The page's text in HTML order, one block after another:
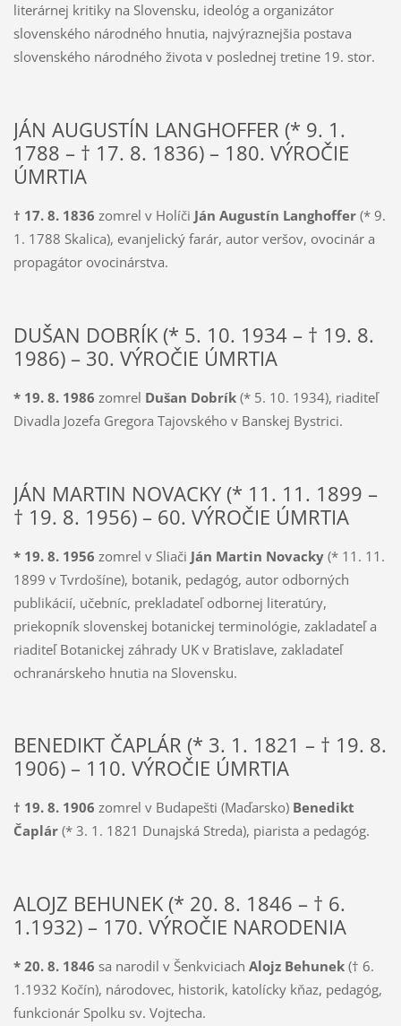
literár­nej kritiky na Slovensku, ideológ a organizátor
slovenského národného hnutia, najvýraznejšia postava
slovenského národného života v poslednej tretine 19. stor.
JÁN AUGUSTÍN LANGHOFFER (* 9. 1.
1788 – † 17. 8. 1836) – 180. VÝROČIE
ÚMRTIA
† 17. 8. 1836 zomrel v Holíči Ján Augustín Langhoffer(* 9.
1. 1788 Skalica), evanjelický farár, autor veršov, ovocinár a
propagátor ovocinárstva.
DUŠAN DOBRÍK (* 5. 10. 1934 – † 19. 8.
1986) – 30. VÝROČIE ÚMRTIA
* 19. 8. 1986 zomrel Dušan Dobrík(* 5. 10. 1934), riaditeľ
Divadla Jozefa Gregora Tajovského v Banskej Bystrici.
JÁN MARTIN NOVACKY (* 11. 11. 1899 –
† 19. 8. 1956) – 60. VÝROČIE ÚMRTIA
* 19. 8. 1956 zomrel v Sliači Ján Martin Novacky (* 11. 11.
1899 v Tvrdošíne), botanik, pedagóg, autor odborných
publikácií, učebníc, prekladateľ odbornej literatúry,
priekopník slovenskej botanickej terminológie, zakladateľ a
riaditeľ Botanic­kej záhrady UK v Bratislave, zaklada­teľ
ochranárskeho hnutia na Slovensku.
BENEDIKT ČAPLÁR (* 3. 1. 1821 – † 19. 8.
1906) – 110. VÝROČIE ÚMRTIA
† 19. 8. 1906 zomrel v Budapešti (Maďarsko) Benedikt
Čaplár(* 3. 1. 1821 Dunajská Streda), piarista a pedagóg.
ALOJZ BEHUNEK (* 20. 8. 1846 – † 6.
1.1932) – 170. VÝROČIE NARODENIA
* 20. 8. 1846 sa narodil v Šenkviciach Alojz Behunek(† 6.
1.1932 Kočín), národovec, historik, katolícky kňaz, pedagóg,
funkcionár Spolku sv. Vojtecha.